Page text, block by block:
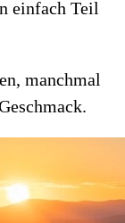
einfach Teil
manchmal